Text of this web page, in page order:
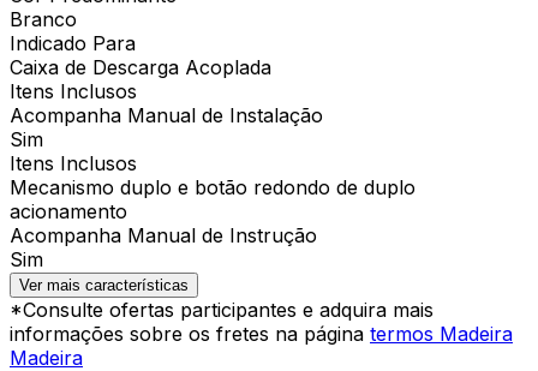
Branco
Indicado Para
Caixa de Descarga Acoplada
Itens Inclusos
Acompanha Manual de Instalação
Sim
Itens Inclusos
Mecanismo duplo e botão redondo de duplo
acionamento
Acompanha Manual de Instrução
Sim
Ver mais características
*Consulte ofertas participantes e adquira mais
informações sobre os fretes na página termos Madeira
Madeira